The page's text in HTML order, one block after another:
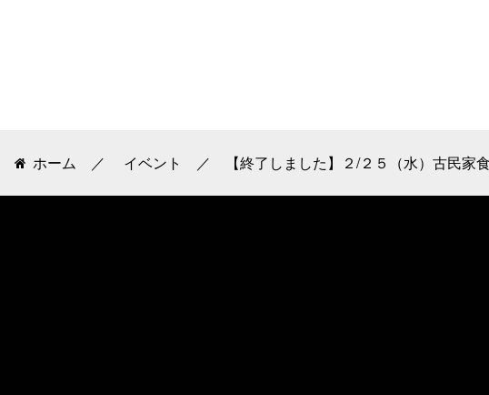
ホーム イベント 【終了しました】２/２５（水）古民